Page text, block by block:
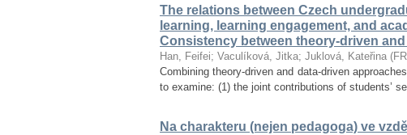
The relations between Czech
learning, learning engagement, and
Consistency between theory-driven
Han, Feifei; Vaculíková, Jitka; Juklová, Kateřina (
Combining theory-driven and data-driven
to examine: (1) the joint contributions of students’
Na charakteru (nejen pedagoga) ve